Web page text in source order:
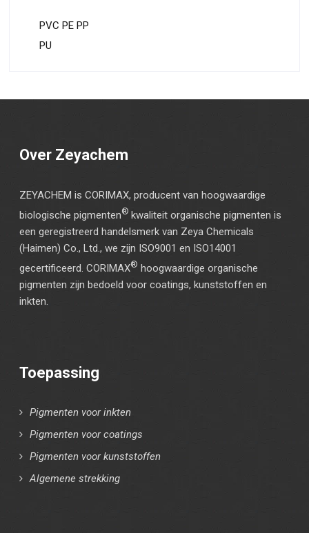
PVC PE PP
PU
Over Zeyachem
ZEYACHEM is CORIMAX, producent van hoogwaardige
biologische pigmenten®kwaliteit organische pigmenten is
een geregistreerd handelsmerk van Zeya Chemicals
(Haimen) Co., Ltd., we zijn ISO9001 en ISO14001
gecertificeerd. CORIMAX® hoogwaardige organische
pigmenten zijn bedoeld voor coatings, kunststoffen en
inkten.
Toepassing
Pigmenten voor inkten
Pigmenten voor coatings
Pigmenten voor kunststoffen
Algemene strekking